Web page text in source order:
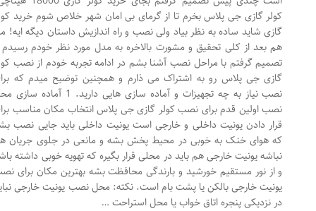
کولر گازی جی پلاس بخرم تا از گرمای بی امان شهر خلاص شوم خرید کولر
گازی شاید ساده به نظر بیاد ولی نصب و راه اندازیش داستان دیگه ایه! من
هم بعد از کلی تحقیق و مشورت بالاخره به مدل مورد نظر خودم رسیدم و
تصمیم گرفتم با مراحل نصب آشنا بشم در ادامه تجربه خودم از نصب کولر
گازی جی پلاس رو به اشتراک می ذارم و همچنین توضیح میدم که برای
نصب نیاز به چه تجهیزات و آماده سازی هایی دارید. 1 آماده سازی محل
نصب اولین قدم برای نصب کولر گازی جی پلاس انتخاب مکان مناسب برای
قرار دادن یونیت داخلی و خارجی است یونیت داخلی باید جایی نصب بشه
که هوای خنک به خوبی در محیط پخش بشه و مانعی در جلوی جریان هوا
نباشه یونیت خارجی هم باید در محلی قرار بگیره که تهویه خوبی داشته باشه
و از نور مستقیم خورشید و بارندگی محافظت بشه بهترین مکان برای نصب
یونیت خارجی بالکن یا پشت بام است. نکته: محل نصب یونیت خارجی نباید
در نزدیکی پنجره اتاق خواب یا محل استراحت …